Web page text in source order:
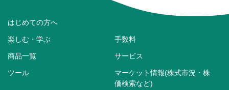
はじめての方へ
楽しむ・学ぶ 手数料
商品一覧 サービス
ツール
マーケット情報(株式市況・株
価検索など)